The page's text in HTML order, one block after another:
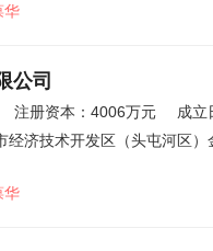
华
公司
注册资本：4006万元
成立
经济技术开发区（头屯河区
华